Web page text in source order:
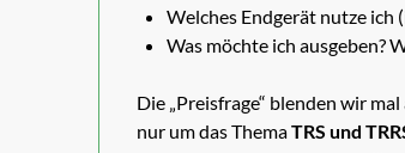
Welches Endgerät nutze ich
Was möchte ich ausgeben?
Die „Preisfrage“ blenden wir
nur um das ThemaTRS und